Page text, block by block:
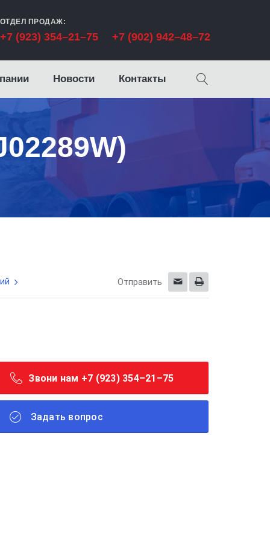
ОТДЕЛ ПРОДАЖ:
+7 (923) 354–21–75 +7 (902) 942–48–72
Новости Контакты
Отправить
Звони нам +7 (923) 354–21–75
Задать вопрос